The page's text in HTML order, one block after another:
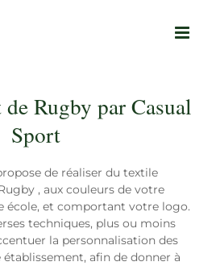
Rugby par Casual
Sport
de réaliser du textile
, aux couleurs de votre
école, et comportant votre logo.
techniques, plus ou moins
la personnalisation des
afin de donner à